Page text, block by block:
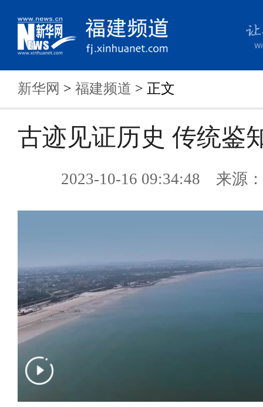
新华网 > 福建频道 > 正文
古迹见证历史 传统鉴
2023-10-16 09:34:48 来源